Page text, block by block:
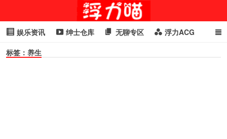
娱乐资讯 绅士仓库 无聊专区 浮力ACG
浮力GIF
标签：养生